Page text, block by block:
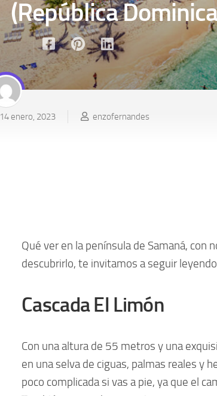
(República
14 enero, 2023 enzofernandes
Qué ver en la península de Samaná, con
descubrirlo, te invitamos a seguir
Cascada El Limón
Con una altura de 55 metros y una
en una selva de ciguas, palmas reales y
poco complicada si vas a pie, ya que el